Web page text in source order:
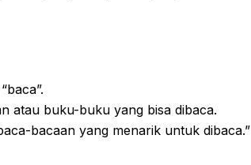
atau buku-buku yang bisa dibaca.
bacaan yang menarik untuk dibaca.”